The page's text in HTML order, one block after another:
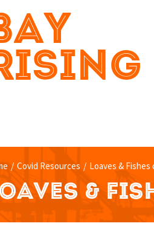
/ Covid Resources / Loaves &
&